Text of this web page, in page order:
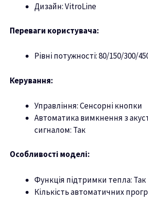
Дизайн: VitroLine
Переваги користувача:
Рівні потужності: 80/150/300/
Керування:
Управління: Сенсорні кнопки
Автоматика вимкнення з
сигналом: Так
Особливості моделі:
Функція підтримки тепла: Так
Кількість автоматичних